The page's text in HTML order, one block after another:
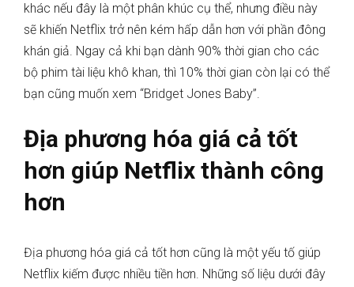
khác nếu đây là một phân khúc cụ thể, nhưng điều này
sẽ khiến Netflix trở nên kém hấp dẫn hơn với phần đông
khán giả. Ngay cả khi bạn dành 90% thời gian cho các
bộ phim tài liệu khô khan, thì 10% thời gian còn lại có thể
bạn cũng muốn xem “Bridget Jones Baby”.
Địa phương hóa giá cả tốt
hơn giúp Netflix thành công
hơn
Địa phương hóa giá cả tốt hơn cũng là một yếu tố giúp
Netflix kiếm được nhiều tiền hơn. Những số liệu dưới đây